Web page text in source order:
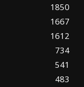
1850
1667
1612
734
541
483